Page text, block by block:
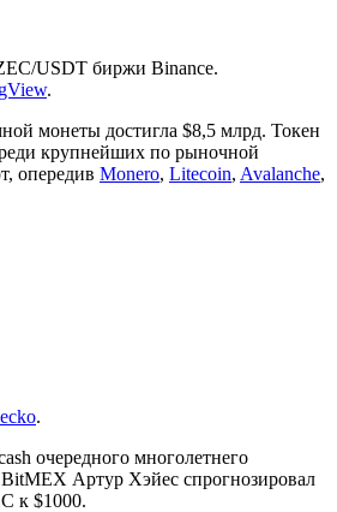
USDT биржи Binance.
.
монеты достигла $8,5 млрд. Токен
крупнейших по рыночной
опередив Monero, Litecoin, Avalanche,
.
очередного многолетнего
Артур Хэйес спрогнозировал
к $1000.